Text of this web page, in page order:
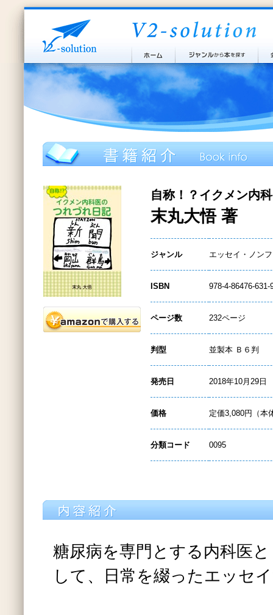
自称！？イクメン内
末丸大悟 著
ジャンル エッセイ・ノン
ISBN 978-4-86476-631-
ページ数 232ページ
判型 並製本 Ｂ６判
発売日 2018年10月29日
価格 定価3,080円（本
分類コード 0095
糖尿病を専門とする内科医
して、日常を綴ったエッセ